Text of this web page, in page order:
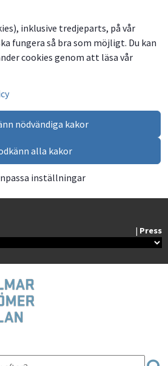
inklusive tredjeparts, på vår
fungera så bra som möjligt. Du kan
cookies genom att läsa vår
nödvändiga kakor
alla kakor
inställningar
| Press